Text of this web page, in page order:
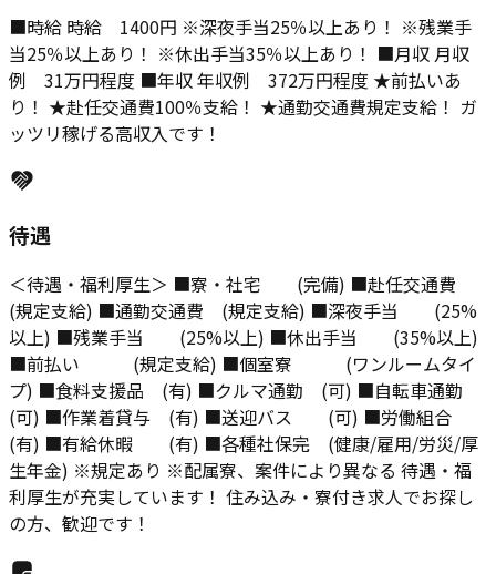
■時給 時給 1400円 ※深夜手当25％以上あり！ ※残業手
当25％以上あり！ ※休出手当35％以上あり！ ■月収 月収
例 31万円程度 ■年収 年収例 372万円程度 ★前払いあ
り！ ★赴任交通費100％支給！ ★通勤交通費規定支給！ ガ
ッツリ稼げる高収入です！
待遇
＜待遇・福利厚生＞ ■寮・社宅 (完備) ■赴任交通費
(規定支給) ■通勤交通費 (規定支給) ■深夜手当 (25%
以上) ■残業手当 (25%以上) ■休出手当 (35%以上)
■前払い (規定支給) ■個室寮 (ワンルームタイ
プ) ■食料支援品 (有) ■クルマ通勤 (可) ■自転車通勤
(可) ■作業着貸与 (有) ■送迎バス (可) ■労働組合
(有) ■有給休暇 (有) ■各種社保完 (健康/雇用/労災/厚
生年金) ※規定あり ※配属寮、案件により異なる 待遇・福
利厚生が充実しています！ 住み込み・寮付き求人でお探し
の方、歓迎です！